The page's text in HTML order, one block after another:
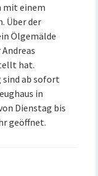
mit einem
Über der
Ölgemälde
hat.
sind ab sofort
in
Dienstag bis
geöffnet.